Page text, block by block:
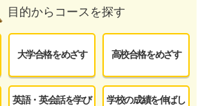
目的からコースを探す
大学合格をめざす 高校合格をめざす
英語・英会話を学び
学校の成績を伸ばし